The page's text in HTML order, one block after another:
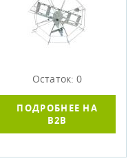
Остаток: 0
ПОДРОБНЕЕ НА
B2B